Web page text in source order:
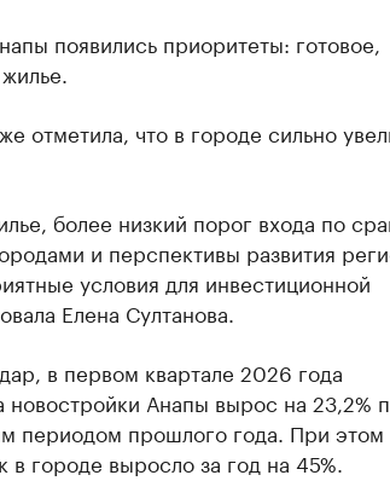
появились приоритеты: готовое,
отметила, что в городе сильно
более низкий порог входа по
и перспективы развития
условия для инвестиционной
Елена Султанова.
в первом квартале 2026 года
новостройки Анапы вырос на 23,2%
периодом прошлого года. При этом
городе выросло за год на 45%.